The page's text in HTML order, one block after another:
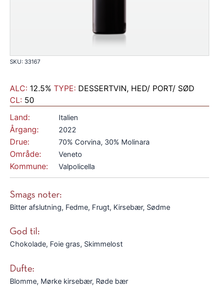
SKU: 33167
ALC: 12.5% TYPE: DESSERTVIN, HED/ PORT/ SØD
CL: 50
Land:
Italien
Årgang: 2022
Drue: 70% Corvina, 30% Molinara
Område: Veneto
Kommune: Valpolicella
Smags noter:
Bitter afslutning, Fedme, Frugt, Kirsebær, Sødme
God til:
Chokolade, Foie gras, Skimmelost
Dufte:
Blomme, Mørke kirsebær, Røde bær